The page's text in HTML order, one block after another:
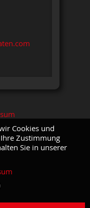
Cookies und
Zustimmung
Sie in unserer